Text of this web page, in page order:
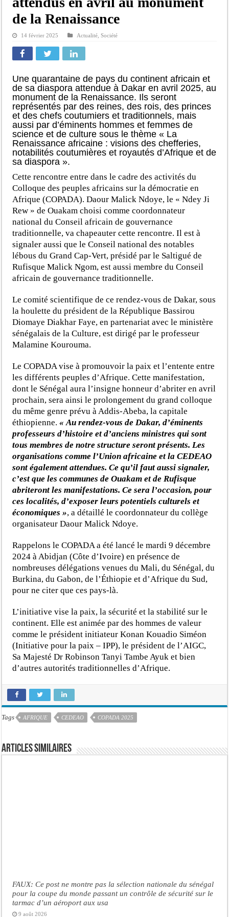
de la Renaissance
14 février 2025 Actualité ,Société
Une quarantaine de pays du continent africain et
de sa diaspora attendue à Dakar en avril 2025, au
monument de la Renaissance. Ils seront
représentés par des reines, des rois, des princes
et des chefs coutumiers et traditionnels, mais
aussi par d’éminents hommes et femmes de
science et de culture sous le thème « La
Renaissance africaine : visions des chefferies,
notabilités coutumières et royautés d’Afrique et de
sa diaspora ».
Cette rencontre entre dans le cadre des activités du
Colloque des peuples africains sur la démocratie en
Afrique (COPADA). Daour Malick Ndoye, le « Ndey Ji
Rew » de Ouakam choisi comme coordonnateur
national du Conseil africain de gouvernance
traditionnelle, va chapeauter cette rencontre. Il est à
signaler aussi que le Conseil national des notables
lébous du Grand Cap-Vert, présidé par le Saltigué de
Rufisque Malick Ngom, est aussi membre du Conseil
africain de gouvernance traditionnelle.
Le comité scientifique de ce rendez-vous de Dakar, sous
la houlette du président de la République Bassirou
Diomaye Diakhar Faye, en partenariat avec le ministère
sénégalais de la Culture, est dirigé par le professeur
Malamine Kourouma.
Le COPADA vise à promouvoir la paix et l’entente entre
les différents peuples d’Afrique. Cette manifestation,
dont le Sénégal aura l’insigne honneur d’abriter en avril
prochain, sera ainsi le prolongement du grand colloque
du même genre prévu à Addis-Abeba, la capitale
éthiopienne. « Au rendez-vous de Dakar, d’éminents
professeurs d’histoire et d’anciens ministres qui sont
tous membres de notre structure seront présents. Les
organisations comme l’Union africaine et la CEDEAO
sont également attendues. Ce qu’il faut aussi signaler,
c’est que les communes de Ouakam et de Rufisque
abriteront les manifestations. Ce sera l’occasion, pour
ces localités, d’exposer leurs potentiels culturels et
économiques », a détaillé le coordonnateur du collège
organisateur Daour Malick Ndoye.
Rappelons le COPADA a été lancé le mardi 9 décembre
2024 à Abidjan (Côte d’Ivoire) en présence de
nombreuses délégations venues du Mali, du Sénégal, du
Burkina, du Gabon, de l’Éthiopie et d’Afrique du Sud,
pour ne citer que ces pays-là.
L’initiative vise la paix, la sécurité et la stabilité sur le
continent. Elle est animée par des hommes de valeur
comme le président initiateur Konan Kouadio Siméon
(Initiative pour la paix – IPP), le président de l’AIGC,
Sa Majesté Dr Robinson Tanyi Tambe Ayuk et bien
d’autres autorités traditionnelles d’Afrique.
Tags AFRIQUE CEDEAO COPADA 2025
Articles similaires
FAUX: Ce post ne montre pas la sélection nationale du sénégal
pour la coupe du monde passant un contrôle de sécurité sur le
tarmac d’un aéroport aux usa
9 août 2026